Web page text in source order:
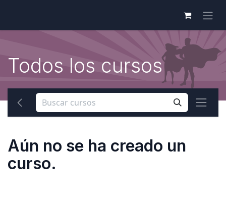
Todos los cursos
Aún no se ha creado un
curso.